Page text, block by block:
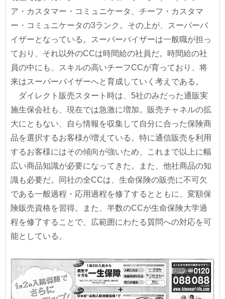
ア・カスタマー・コミュニケータ、チーフ・カスタマ
ー・コミュニケータの3ランク。その上が、スーパーバ
イザーとなっている。スーパーバイザーは一般職が担っ
ており、それ以外のCCは時間給の社員だ。時間給の社
員の中にも、スキルの高いチーフCCが育っており、将
来はスーパーバイザーへと育成していく考えである。
ダイレクト販売スタート時は、5社のみだった通販実
施生保会社も、現在では急激に増加。販売チャネルの拡
大にともない、自ら情報を収集して自分に合った保険商
品を選択するお客様が増えている。特に通信販売を利用
するお客様にはその傾向が強いため、これまで以上に幅
広い商品知識が必要になってきた。また、他社商品の知
識も必要だ。同社の全CCは、生命保険の販売に不可欠
である一般過程・応用過程を修了するとともに、変額保
険販売資格を習得。また、半数のCCが生命保険大学過
程を修了することで、広範囲にわたる質問への対応を可
能としている。